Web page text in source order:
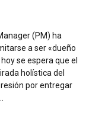
(PM) ha
a ser «dueño
se espera que el
holística del
por entregar